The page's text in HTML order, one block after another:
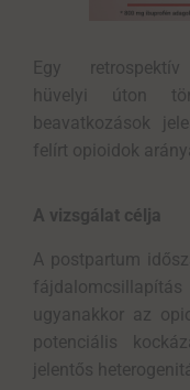
Egy
hüvelyi
úton
beavatkozások
felírt opioidok
A vizsgálat célja
A postpartum
ugyanakkor az
potenciális
jelentős